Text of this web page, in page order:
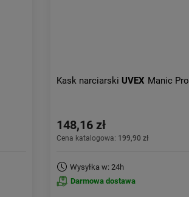
Kask narciarski UVEX Manic Pro
148,16 zł
Cena katalogowa: 199,90 zł
Wysyłka w: 24h
Darmowa dostawa